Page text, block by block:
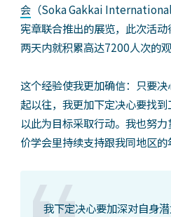
会（Soka Gakkai
宪章联合推出的展览，此次活
两天内就积累高达7200人次的观
这个经验使我更加确信：只要
起以往，我更加下定决心要找
以此为目标采取行动。我也努
价学会里持续支持跟我同地区的
我下定决心要加深对自身